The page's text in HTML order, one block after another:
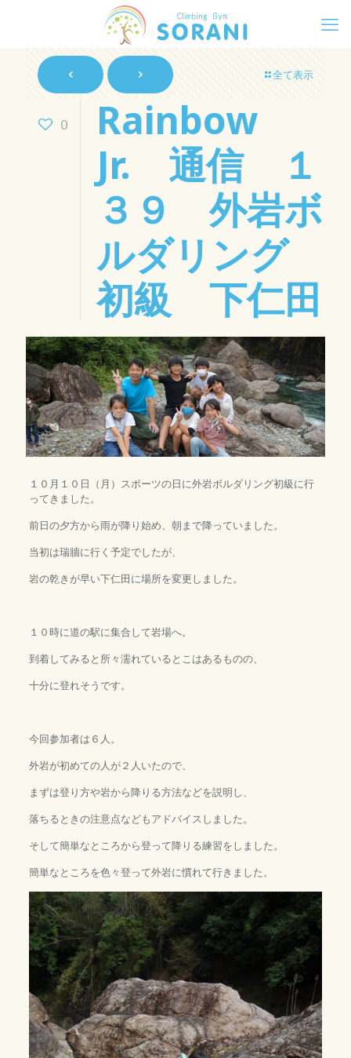
全て表示
0
Rainbow
Jr. 通信 １
３９ 外岩ボ
ルダリング
初級 下仁田
１０月１０日（月）スポーツの日に外岩ボルダリング初級に行
ってきました。
前日の夕方から雨が降り始め、朝まで降っていました。
当初は瑞牆に行く予定でしたが、
岩の乾きが早い下仁田に場所を変更しました。
１０時に道の駅に集合して岩場へ。
到着してみると所々濡れているとこはあるものの、
十分に登れそうです。
今回参加者は６人。
外岩が初めての人が２人いたので、
まずは登り方や岩から降りる方法などを説明し、
落ちるときの注意点などもアドバイスしました。
そして簡単なところから登って降りる練習をしました。
簡単なところを色々登って外岩に慣れて行きました。